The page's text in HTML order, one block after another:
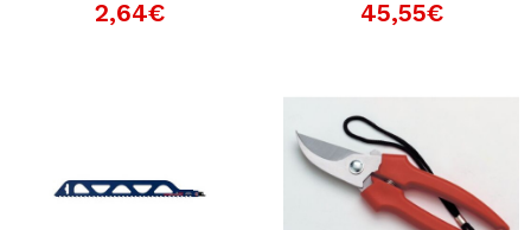
2,64€ 45,55€